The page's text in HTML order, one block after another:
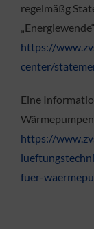
regelmäßg
https://
center/
Eine
https://
fuer-